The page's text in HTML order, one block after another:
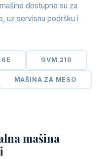
dostupne su za
uz servisnu podršku i
6E GVM 210
MAŠINA ZA MESO
mašina